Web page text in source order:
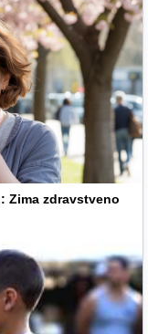
Zima zdravstveno